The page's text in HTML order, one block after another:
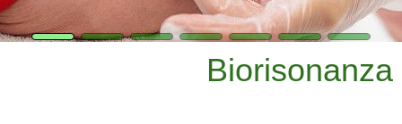
Biorisonanza